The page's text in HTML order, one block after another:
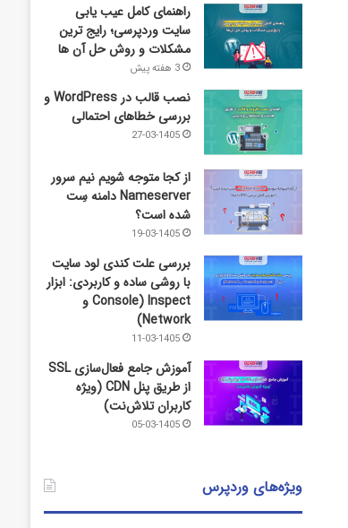
راهنمای کامل عیب‌ یابی
سایت وردپرسی؛ رایج‌ ترین
مشکلات و روش حل آن‌ ها
3 هفته پیش
نصب قالب در WordPress و
بررسی خطاهای احتمالی
27-03-1405
از کجا متوجه شویم نیم ‌سرور
Nameserver دامنه سِت
شده است؟
19-03-1405
بررسی علت کندی لود سایت
با روشی ساده و کاربردی: ابزار
Inspect (Console و
Network)
11-03-1405
آموزش جامع فعال‌سازی SSL
از طریق پنل CDN (ویژه
کاربران تلاش‌نت)
05-03-1405
ویژه‌های وردپرس